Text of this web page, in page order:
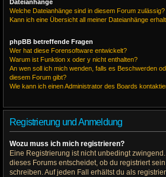
Dateianhänge
Welche Dateianhänge sind in diesem Forum zulässig?
Kann ich eine Übersicht all meiner Dateianhänge
phpBB betreffende Fragen
Wer hat diese Forensoftware entwickelt?
Warum ist Funktion x oder y nicht enthalten?
An wen soll ich mich wenden, falls es Beschwerden
diesem Forum gibt?
Wie kann ich einen Administrator des Boards
Registrierung und Anmeldung
Wozu muss ich mich registrieren?
Eine Registrierung ist nicht unbedingt
dieses Forums entscheidet, ob du registriert
schreiben. Auf jeden Fall erhältst du als